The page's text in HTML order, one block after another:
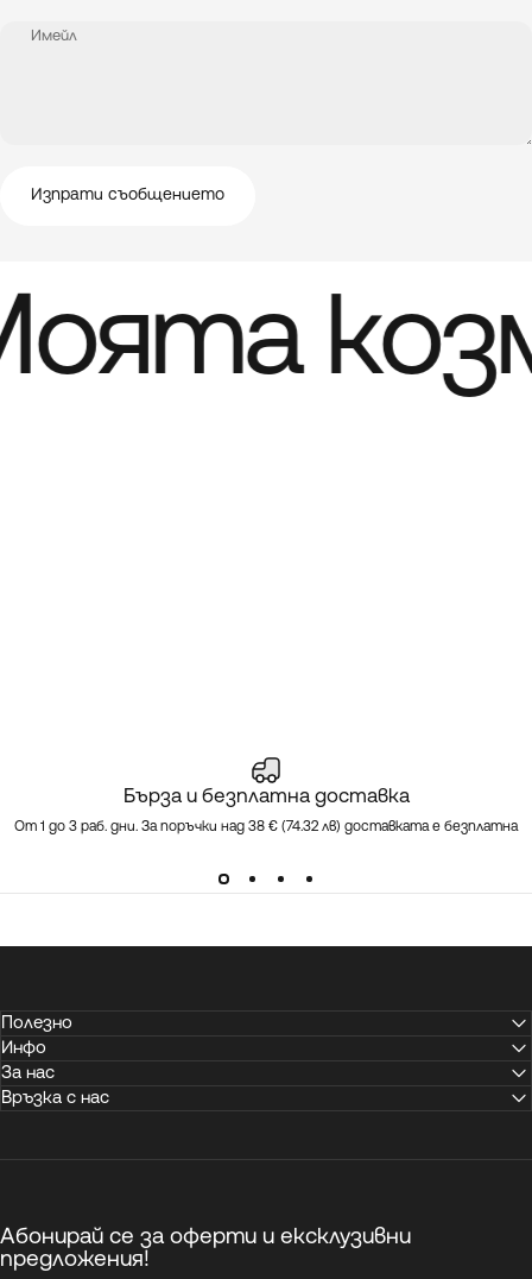
Имейл
Изпрати съобщението
Бърза и безплатна доставка
От 1 до 3 раб. дни. За поръчки над 38 € (74.32 лв) доставката е безплатна
Полезно
Инфо
За нас
Връзка с нас
Абонирай се за оферти и ексклузивни
предложения!